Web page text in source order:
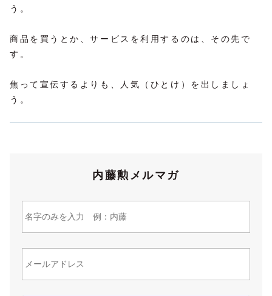
う。
商品を買うとか、サービスを利用するのは、その先で
す。
焦って宣伝するよりも、人気（ひとけ）を出しましょ
う。
内藤勲メルマガ